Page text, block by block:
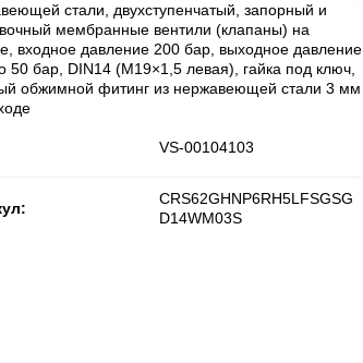
стали, двухступенчатый, запорный и
мембранные вентили (клапаны) на
входное давление 200 бар, выходное давление
50 бар, DIN14 (M19×1,5 левая), гайка под ключ,
обжимной фитинг из нержавеющей стали 3 мм
VS-00104103
CRS62GHNP6RH5LFSGSG
D14WM03S